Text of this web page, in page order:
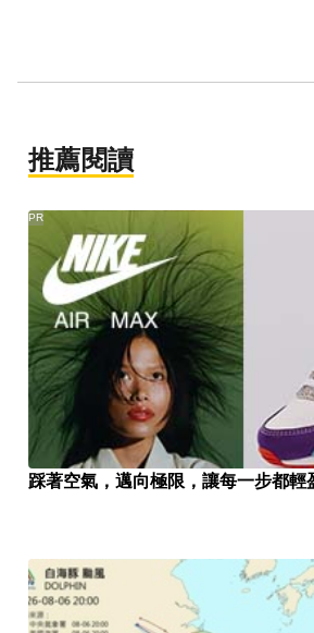
推薦閱讀
踩著空氣，邁向極限，讓每一步都輕
PR